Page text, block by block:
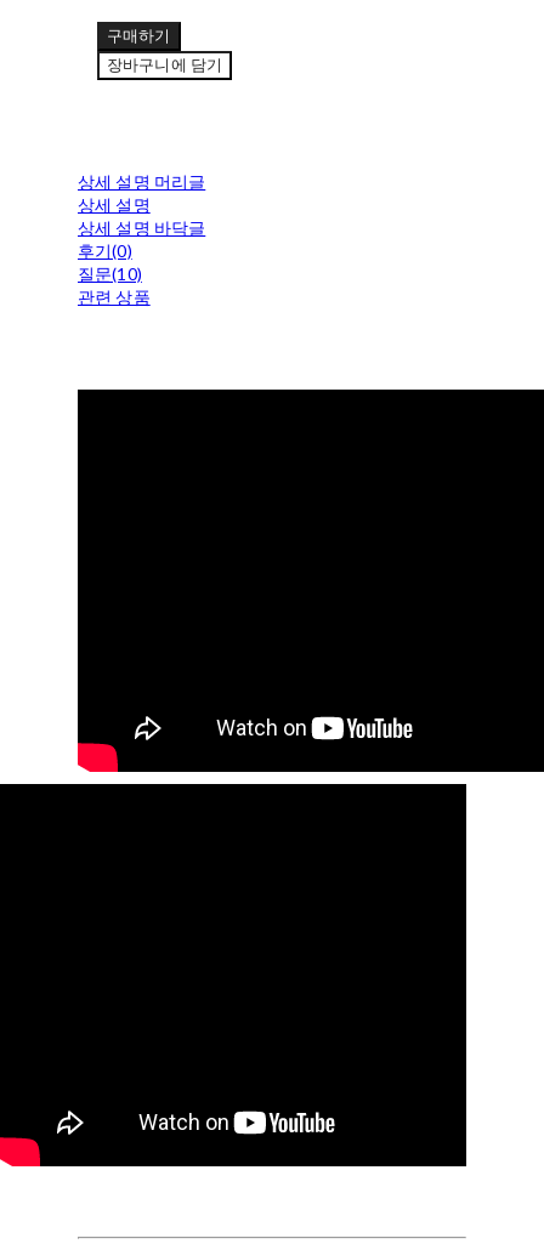
구매하기
장바구니에 담기
상세 설명 머리글
상세 설명
상세 설명 바닥글
후기(0)
질문(10)
관련 상품